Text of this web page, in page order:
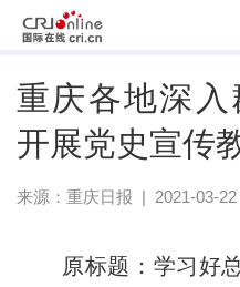
重庆各地深
开展党史宣传
来源： 重庆日报 | 2021-03-
原标题：学习好总